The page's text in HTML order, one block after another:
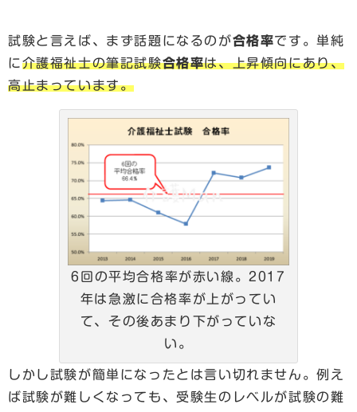
試験と言えば、まず話題になるのが合格率です。単純
に介護福祉士の筆記試験合格率は、上昇傾向にあり、
高止まっています。
6回の平均合格率が赤い線。2017
年は急激に合格率が上がってい
て、その後あまり下がっていな
い。
しかし試験が簡単になったとは言い切れません。例え
ば試験が難しくなっても、受験生のレベルが試験の難